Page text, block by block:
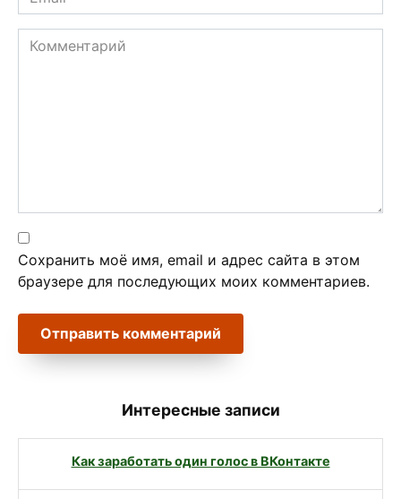
*
Комментарий
Сохранить моё имя, email и адрес сайта в этом
браузере для последующих моих комментариев.
Интересные записи
Как заработать один голос в ВКонтакте